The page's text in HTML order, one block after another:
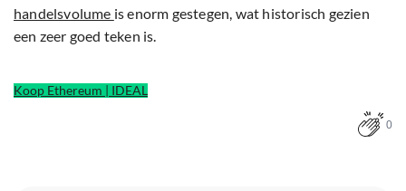
handelsvolume is enorm gestegen, wat historisch gezien
een zeer goed teken is.
Koop Ethereum | IDEAL
0